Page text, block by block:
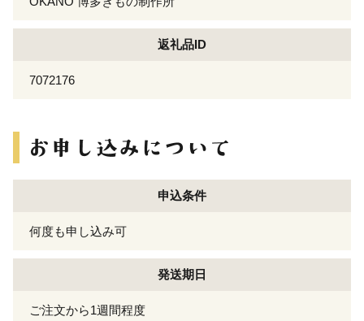
返礼品ID
7072176
申込条件
何度も申し込み可
発送期日
ご注文から1週間程度